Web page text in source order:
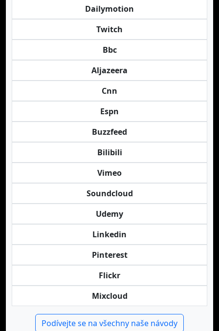
Dailymotion
Twitch
Bbc
Aljazeera
Cnn
Espn
Buzzfeed
Bilibili
Vimeo
Soundcloud
Udemy
Linkedin
Pinterest
Flickr
Mixcloud
Podívejte se na všechny naše návody